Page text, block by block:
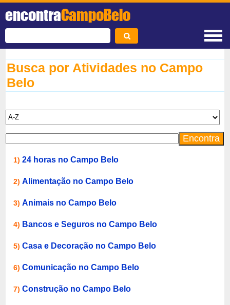
encontraCampoBelo
Busca por Atividades no Campo
Belo
1)24 horas no Campo Belo
2)Alimentação no Campo Belo
3)Animais no Campo Belo
4) Bancos e Seguros no Campo Belo
5)Casa e Decoração no Campo Belo
6)Comunicação no Campo Belo
7)Construção no Campo Belo